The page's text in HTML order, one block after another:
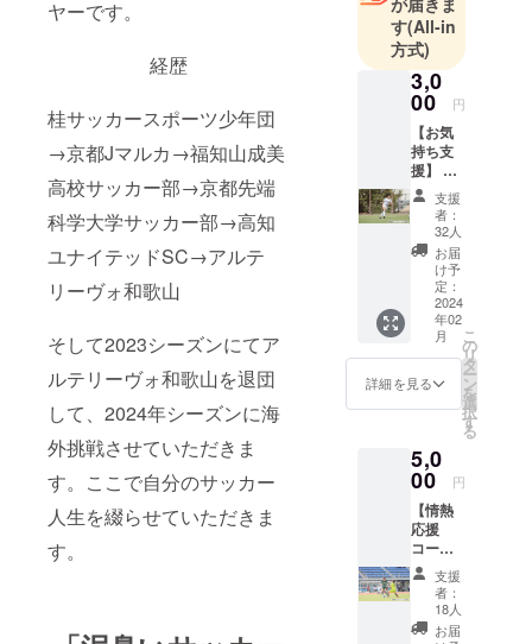
ヤーです。
経歴
桂サッカースポーツ少年団
→京都Jマルカ→福知山成美
高校サッカー部→京都先端
科学大学サッカー部→高知
ユナイテッドSC→アルテ
リーヴォ和歌山
そして2023シーズンにてア
ルテリーヴォ和歌山を退団
して、2024年シーズンに海
外挑戦させていただきま
す。ここで自分のサッカー
人生を綴らせていただきま
す。
す(All-in
方式)
3,0
00 円
【お気
持ち支
援】 素
直な気
持ちで
応援し
たい。
「ゆう
せいが
んばっ
てこ
い！」
という
方向け
です。
感謝の
セージ
をお送
りさせ
ていた
だきま
す！ 宜
しくお
願いし
ます。
支援
者：
32人
お届
け予
定：
2024
年02
月
詳細を見る
こ
の
リ
タ
ー
ン
を
選
択
す
る
5,0
00 円
【情熱
応援
コー
ス】
「ゆう
せい頑
張って
支援
者：
18人
お届